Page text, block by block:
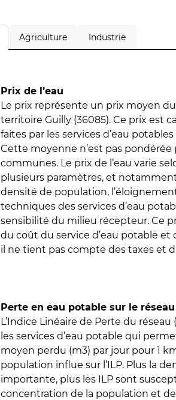
Agriculture Industrie
Prix de l’eau
Le prix représente un prix moyen
territoire Guilly (36085). Ce prix est
faites par les services d’eau
Cette moyenne n’est pas
communes. Le prix de l’eau varie
plusieurs paramètres, et
densité de population,
techniques des services d’eau
sensibilité du milieu récepteur. Ce
du coût du service d’eau potable
il ne tient pas compte des taxes et
Perte en eau potable sur le réseau
L’Indice Linéaire de Perte du
les services d’eau potable qui
moyen perdu (m3) par jour pour 1
population influe sur l’ILP. Plus la
importante, plus les ILP sont
concentration de la population et